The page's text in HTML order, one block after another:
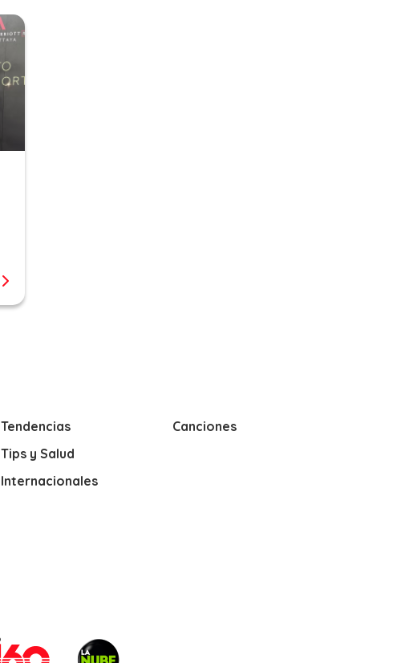
Tendencias
Tips y Salud
Internacionales
Canciones